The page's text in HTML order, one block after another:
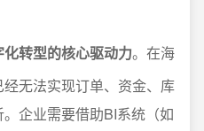
转型的核心驱动力。在海
无法实现订单、资金、库
企业需要借助BI系统（如